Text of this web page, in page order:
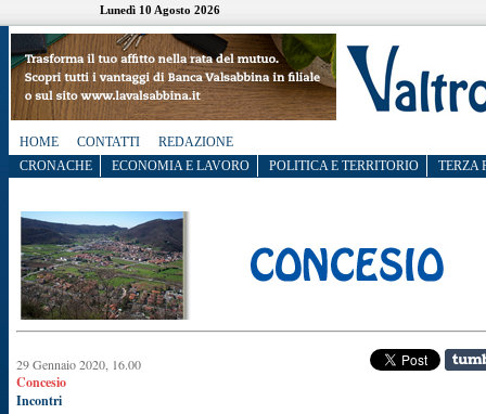
Lunedì 10 Agosto 2026
HOME CONTATTI
REDAZIONE
CRONACHE
ECONOMIA E LAVORO POLITICA E TERRITORIO TERZA
29 Gennaio 2020, 16.00
Concesio
Incontri